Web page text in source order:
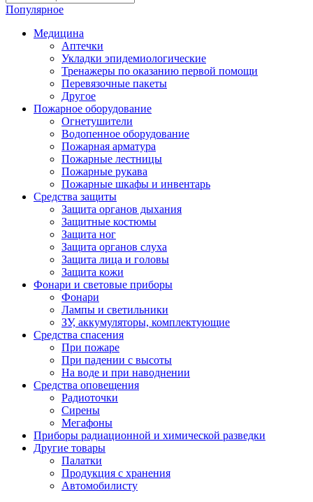
Популярное
Медицина
Аптечки
Укладки эпидемиологические
Тренажеры по оказанию первой помощи
Перевязочные пакеты
Другое
Пожарное оборудование
Огнетушители
Водопенное оборудование
Пожарная арматура
Пожарные лестницы
Пожарные рукава
Пожарные шкафы и инвентарь
Средства защиты
Защита органов дыхания
Защитные костюмы
Защита ног
Защита органов слуха
Защита лица и головы
Защита кожи
Фонари и световые приборы
Фонари
Лампы и светильники
ЗУ, аккумуляторы, комплектующие
Средства спасения
При пожаре
При падении с высоты
На воде и при наводнении
Средства оповещения
Радиоточки
Сирены
Мегафоны
Приборы радиационной и химической разведки
Другие товары
Палатки
Продукция с хранения
Автомобилисту